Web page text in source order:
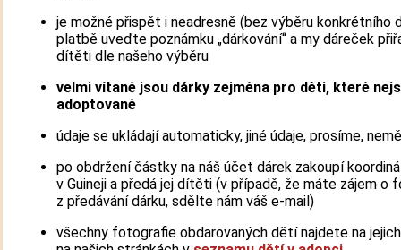
je možné přispět i neadresně (bez výběru konkrétního
platbě uveďte poznámku „dárkování“ a my dáreček
dítěti dle našeho výběru
velmi vítané jsou dárky zejména pro děti, které
adoptované
údaje se ukládají automaticky, jiné údaje, prosíme,
po obdržení částky na náš účet dárek zakoupí
v Guineji a předá jej dítěti (v případě, že máte zájem o
z předávání dárku, sdělte nám váš e-mail)
všechny fotografie obdarovaných dětí najdete na